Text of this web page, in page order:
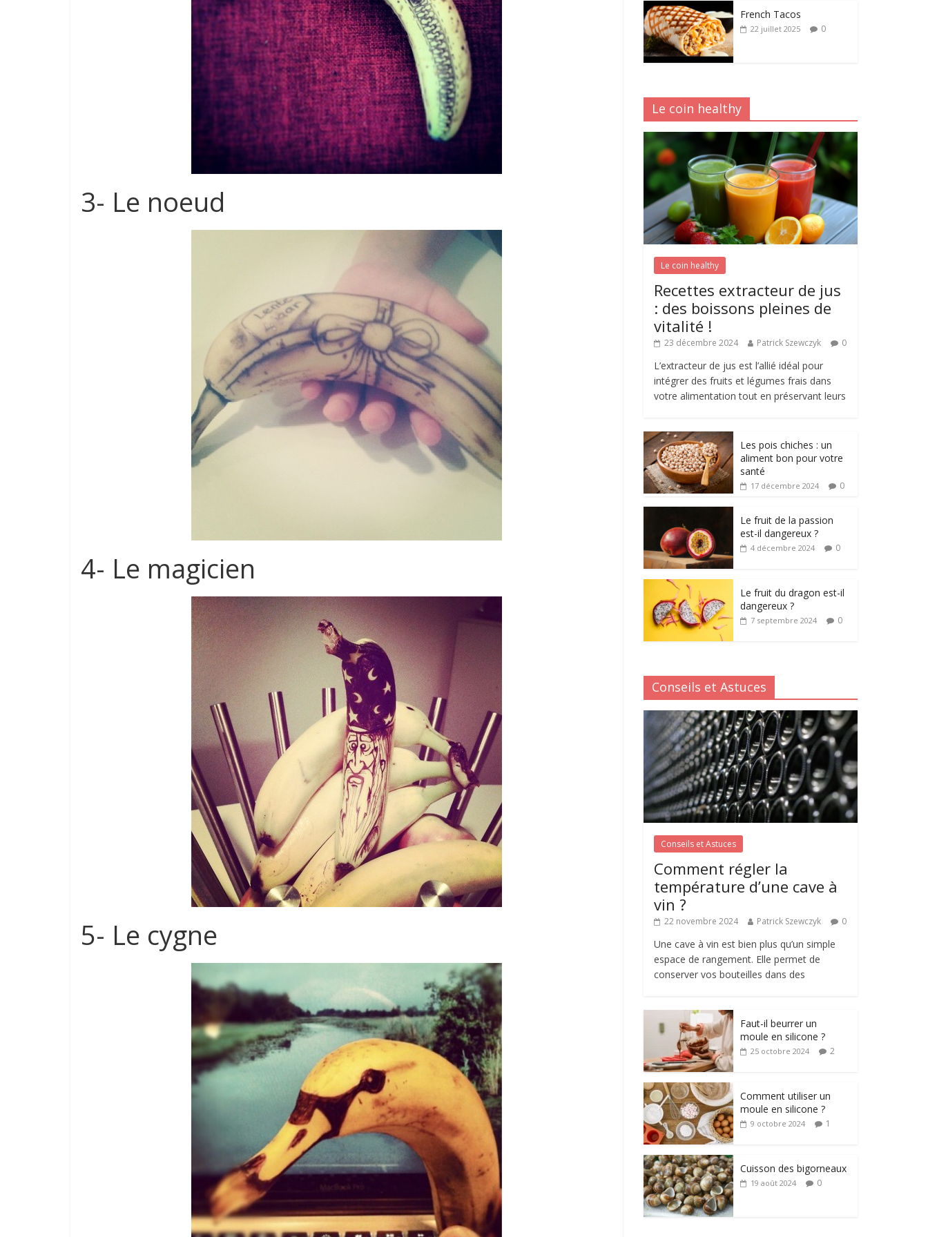
3- Le noeud
4- Le magicien
5- Le cygne
French Tacos
22 juillet 2025 0
Le coin healthy
Le coin healthy
Recettes extracteur de jus
: des boissons pleines de
vitalité !
23 décembre 2024 Patrick Szewczyk 0
L’extracteur de jus est l’allié idéal pour
intégrer des fruits et légumes frais dans
votre alimentation tout en préservant leurs
Les pois chiches : un
aliment bon pour votre
santé
17 décembre 2024 0
Le fruit de la passion
est-il dangereux ?
4 décembre 2024 0
Le fruit du dragon est-il
dangereux ?
7 septembre 2024 0
Conseils et Astuces
Conseils et Astuces
Comment régler la
température d’une cave à
vin ?
22 novembre 2024 Patrick Szewczyk 0
Une cave à vin est bien plus qu’un simple
espace de rangement. Elle permet de
conserver vos bouteilles dans des
Faut-il beurrer un
moule en silicone ?
25 octobre 2024 2
Comment utiliser un
moule en silicone ?
9 octobre 2024 1
Cuisson des bigorneaux
19 août 2024 0